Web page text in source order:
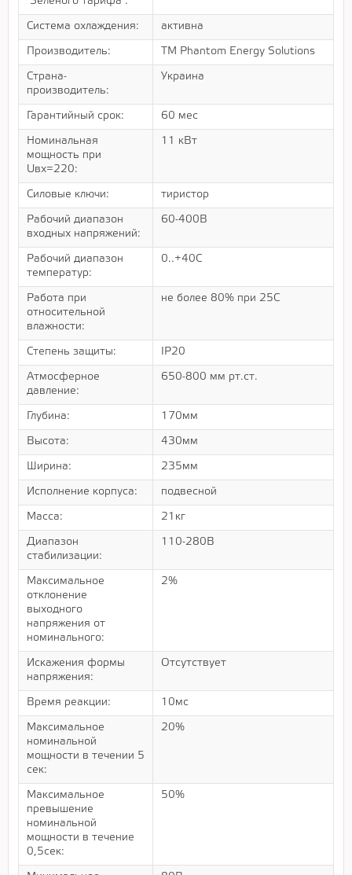
Система охлаждения: активна
Производитель: ТМ Phantom Energy Solutions
Страна-
производитель:
Украина
Гарантийный срок: 60 мес
Номинальная
мощность при
Uвх=220:
11 кВт
Силовые ключи: тиристор
Рабочий диапазон
входных напряжений:
60-400В
Рабочий диапазон
температур:
0..+40С
Работа при
относительной
влажности:
не более 80% при 25С
Степень защиты: IP20
Атмосферное
давление:
650-800 мм рт.ст.
Глубина: 170мм
Высота: 430мм
Ширина: 235мм
Исполнение корпуса: подвесной
Масса: 21кг
Диапазон
стабилизации:
110-280В
Максимальное
отклонение
выходного
напряжения от
номинального:
2%
Искажения формы
напряжения:
Отсутствует
Время реакции: 10мс
Максимальное
номинальной
мощности в течении 5
сек:
20%
Максимальное
превышение
номинальной
мощности в течение
0,5сек:
50%